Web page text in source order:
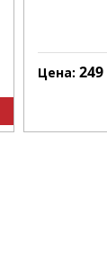
Цена: 249